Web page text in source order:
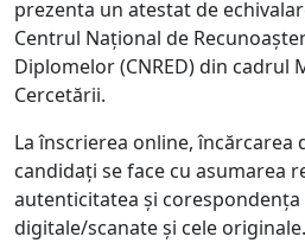
prezenta un atestat de
Centrul Național de
Diplomelor (CNRED) din cadrul
Cercetării.
La înscrierea online,
candidați se face cu asumarea
autenticitatea și
digitale/scanate și cele originale.